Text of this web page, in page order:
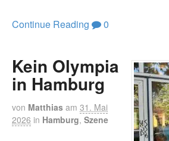
Continue Reading 0
Kein Olympia
in Hamburg
von Matthias am 31. Mai
2026 in Hamburg, Szene